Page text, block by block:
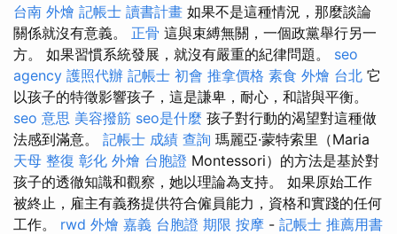
台南 外燴 記帳士 讀書計畫 如果不是這種情況，那麼談論
關係就沒有意義。 正骨 這與束縛無關，一個政黨舉行另一
方。 如果習慣系統發展，就沒有嚴重的紀律問題。 seo
agency 護照代辦 記帳士 初會 推拿價格 素食 外燴 台北 它
以孩子的特徵影響孩子，這是謙卑，耐心，和諧與平衡。
seo 意思 美容撥筋 seo是什麼 孩子對行動的渴望對這種做
法感到滿意。 記帳士 成績 查詢 瑪麗亞·蒙特索里（Maria
天母 整復 彰化 外燴 台胞證 Montessori）的方法是基於對
孩子的透徹知識和觀察，她以理論為支持。 如果原始工作
被終止，雇主有義務提供符合僱員能力，資格和實踐的任何
工作。 rwd 外燴 嘉義 台胞證 期限 按摩 - 記帳士 推薦用書